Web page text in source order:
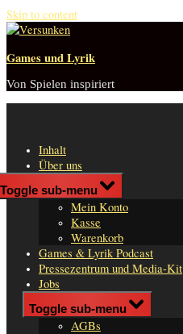
Skip to content
Games und Lyrik
Von Spielen inspiriert
Inhalt
Über uns
Shop
Toggle sub-menu
Mein Konto
Kasse
Warenkorb
Games & Lyrik Podcast
Pressezentrum und Media-Kit
Jobs
Impressum
Toggle sub-menu
AGBs